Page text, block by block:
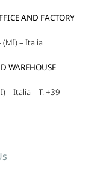
AND FACTORY
(MI) – Italia
WAREHOUSE
– Italia – T. +39